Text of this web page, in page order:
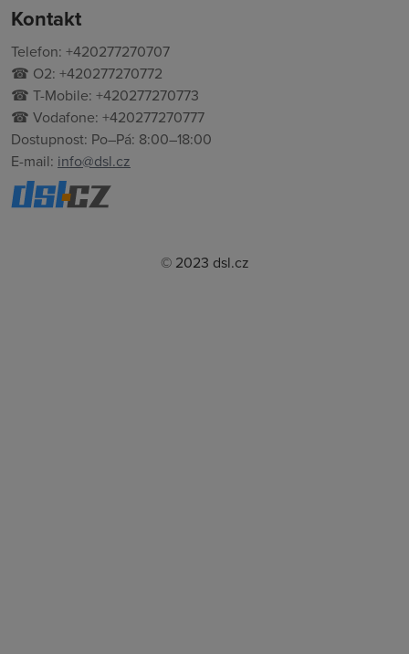
Kontakt
Telefon: +420277270707
☎ O2: +420277270772
☎ T-Mobile: +420277270773
☎ Vodafone: +420277270777
Dostupnost: Po–Pá: 8:00–18:00
E-mail: info@dsl.cz
© 2023 dsl.cz